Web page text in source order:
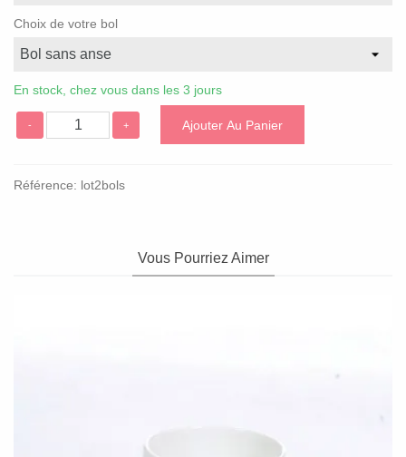
Choix de votre bol
En stock, chez vous dans les 3 jours
- + Ajouter Au Panier
Référence: lot2bols
Vous Pourriez Aimer